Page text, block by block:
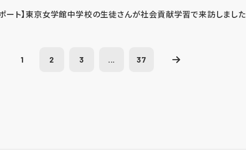
ポート】東京女学館中学校の生徒さんが社会貢献学習で来訪しました
1 2 3 ... 37